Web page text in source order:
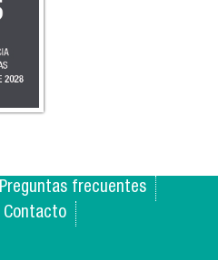
Preguntas frecuentes
Contacto